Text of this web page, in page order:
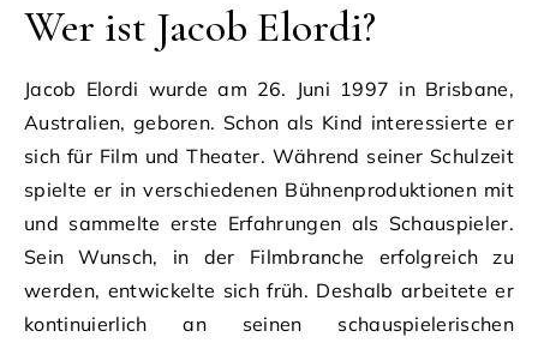
Wer ist Jacob Elordi?
Jacob Elordi wurde am 26. Juni 1997 in Brisbane,
Australien, geboren. Schon als Kind interessierte er
sich für Film und Theater. Während seiner Schulzeit
spielte er in verschiedenen Bühnenproduktionen mit
und sammelte erste Erfahrungen als Schauspieler.
Sein Wunsch, in der Filmbranche erfolgreich zu
werden, entwickelte sich früh. Deshalb arbeitete er
kontinuierlich an seinen schauspielerischen